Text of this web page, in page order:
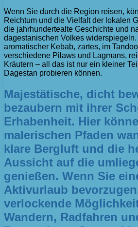
Wenn Sie durch die Region reisen,
Reichtum und die Vielfalt der lokalen
die jahrhundertealte Geschichte und
dagestanischen Volkes widerspiegeln.
aromatischer Kebab, zartes, im
verschiedene Pilaws und Lagmans,
Kräutern – all das ist nur ein kleiner
Dagestan probieren können.
Majestätische, dicht
bezaubern mit ihrer
Erhabenheit. Hier
malerischen Pfaden
klare Bergluft und die
Aussicht auf die
genießen. Wenn Sie
Aktivurlaub
verlockende
Wandern, Radfahren